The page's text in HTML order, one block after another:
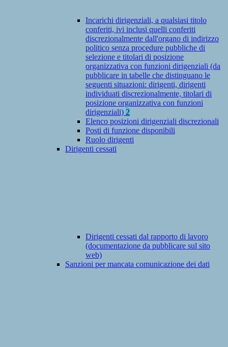
Incarichi dirigenziali, a qualsiasi titolo
conferiti, ivi inclusi quelli conferiti
discrezionalmente dall'organo di indirizzo
politico senza procedure pubbliche di
selezione e titolari di posizione
organizzativa con funzioni dirigenziali (da
pubblicare in tabelle che distinguano le
seguenti situazioni: dirigenti, dirigenti
individuati discrezionalmente, titolari di
posizione organizzativa con funzioni
dirigenziali) 2
Elenco posizioni dirigenziali discrezionali
Posti di funzione disponibili
Ruolo dirigenti
Dirigenti cessati
Dirigenti cessati dal rapporto di lavoro
(documentazione da pubblicare sul sito
web)
Sanzioni per mancata comunicazione dei dati